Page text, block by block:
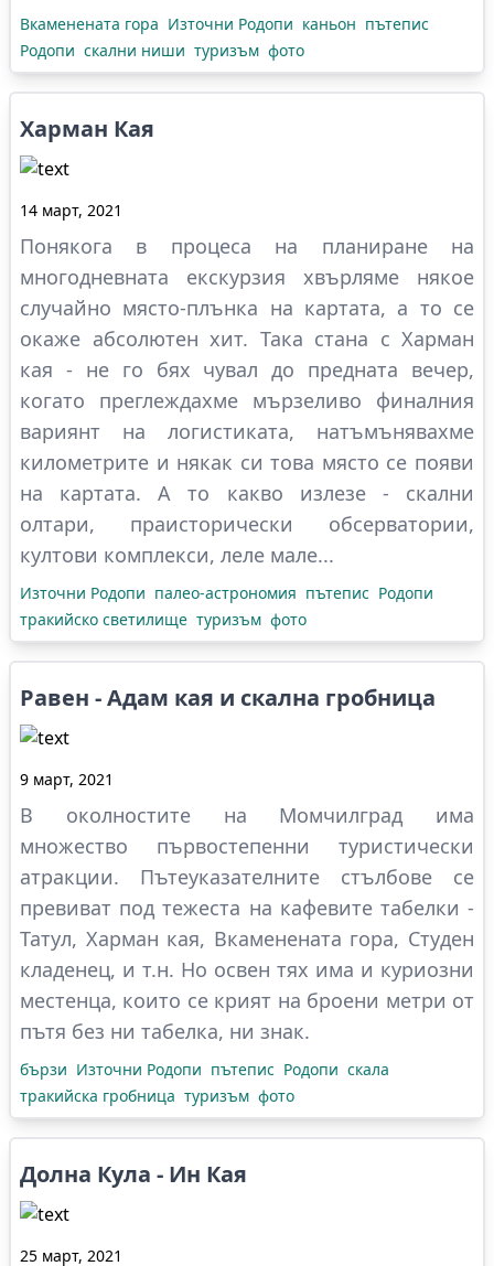
Вкаменената гора Източни Родопи каньон пътепис
Родопи скални ниши туризъм фото
Харман Кая
14 март, 2021
Понякога в процеса на планиране на
многодневната екскурзия хвърляме някое
случайно място-плънка на картата, а то се
окаже абсолютен хит. Така стана с Харман
кая - не го бях чувал до предната вечер,
когато преглеждахме мързеливо финалния
вариянт на логистиката, натъмънявахме
километрите и някак си това място се появи
на картата. А то какво излезе - скални
олтари, праисторически обсерватории,
култови комплекси, леле мале...
Източни Родопи палео-астрономия пътепис Родопи
тракийско светилище туризъм фото
Равен - Адам кая и скална гробница
9 март, 2021
В околностите на Момчилград има
множество първостепенни туристически
атракции. Пътеуказателните стълбове се
превиват под тежеста на кафевите табелки -
Татул, Харман кая, Вкаменената гора, Студен
кладенец, и т.н. Но освен тях има и куриозни
местенца, които се крият на броени метри от
пътя без ни табелка, ни знак.
бързи Източни Родопи пътепис Родопи скала
тракийска гробница туризъм фото
Долна Кула - Ин Кая
25 март, 2021